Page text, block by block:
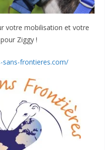
votre mobilisation et votre
Ziggy !
sans-frontieres.com/